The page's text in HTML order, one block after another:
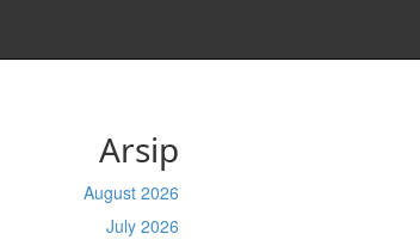
Arsip
August 2026
July 2026